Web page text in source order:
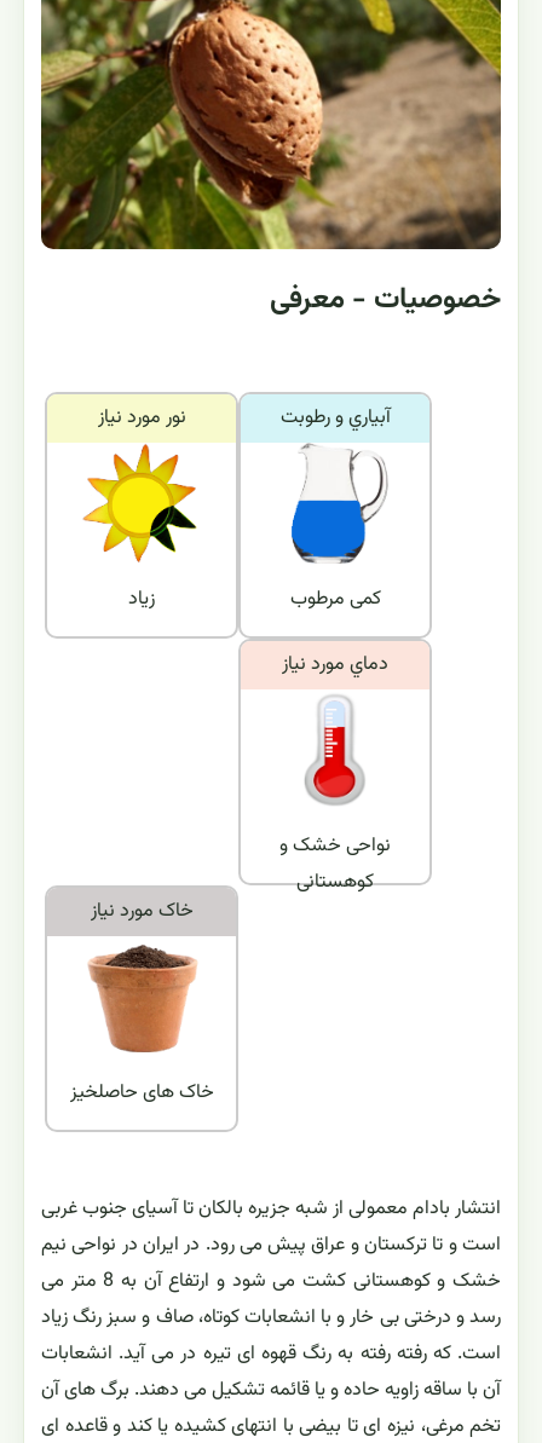
خصوصیات - معرفی
نور مورد نياز
زیاد
آبياري و رطوبت
کمی مرطوب
دماي مورد نياز
نواحی خشک و
کوهستانی
خاک مورد نياز
خاک های حاصلخیز
انتشار بادام معمولی از شبه جزیره بالکان تا آسیای جنوب غربی
است و تا ترکستان و عراق پیش می رود. در ایران در نواحی نیم
خشک و کوهستانی کشت می شود و ارتفاع آن به 8 متر می
رسد و درختی بی خار و با انشعابات کوتاه، صاف و سبز رنگ زیاد
است. که رفته رفته به رنگ قهوه ای تیره در می آید. انشعابات
آن با ساقه زاویه حاده و یا قائمه تشکیل می دهند. برگ های آن
تخم مرغی، نیزه ای تا بیضی با انتهای کشیده یا کند و قاعده ای